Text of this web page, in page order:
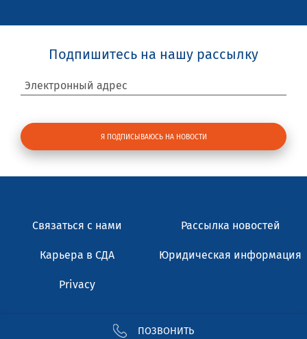
ПОЗВОНИТЬ
Подпишитесь на нашу рассылку
Электронный адрес
Связаться с нами Рассылка новостей
Карьера в СДА Юридическая информация
Privacy